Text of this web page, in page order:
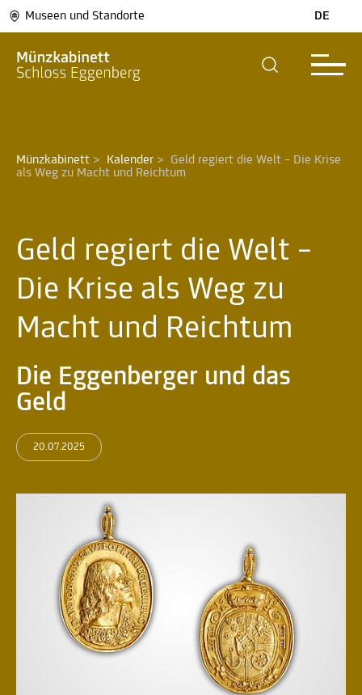
Museen und Standorte DE
Münzkabinett > Kalender > Geld regiert die Welt – Die Krise
als Weg zu Macht und Reichtum
Geld regiert die Welt –
Die Krise als Weg zu
Macht und Reichtum
Die Eggenberger und das
Geld
20.07.2025